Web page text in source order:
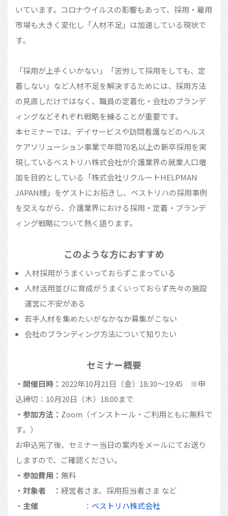
いています。コロナウイルスの影響もあって、採用・雇用
市場も大きく変化し「人材不足」は加速している現状で
す。
「採用が上手くいかない」「苦労して採用をしても、定
着しない」など人材不足を解決するためには、採用方法
の見直しだけではなく、職員の定着化・会社のブランデ
ィングなどそれぞれ戦略を練ることが重要です。
本セミナーでは、デイサービスや訪問看護などのヘルス
ケアソリューション事業で年間70名以上の新卒採用を実
現しているベストリハ株式会社が介護業界の就業人口増
加を目的としている「株式会社リクルートHELPMAN
JAPAN様」をゲストにお招きし、ベストリハの採用事例
を交えながら、介護業界における採用・定着・ブランデ
ィング戦略について熱く語ります。
このような方におすすめ
人材採用がうまくいっておらずこまっている
人材活用並びに育成がうまくいっておらず先々の施設
運営に不安がある
若手人材を集めたいがなかなか募集がこない
会社のブランディング方法について知りたい
セミナー概要
・開催日時： 2022年10月21日（金）18:30〜19:45 ※申
込締切：10月20日（木）18:00まで
・参加方法： Zoom（インストール・ご利用ともに無料で
す。）
お申込完了後、セミナー当日の案内をメールにてお送り
しますので、ご確認ください。
・参加費用： 無料
・対象者 ： 経営者さま、採用担当者さま など
・ 主催 ： ベストリハ株式会社